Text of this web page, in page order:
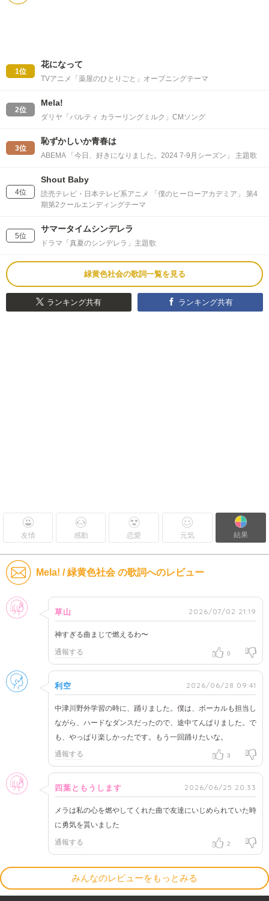
1位
花になって
TVアニメ「薬屋のひとりごと」オープニングテーマ
2位
Mela!
ダリヤ「パルティ カラーリングミルク」CMソング
3位
恥ずかしいか青春は
ABEMA 「今日、好きになりました。2024 7-9月シーズン」 主題歌
4位
Shout Baby
読売テレビ・日本テレビ系アニメ 「僕のヒーローアカデミア」 第4
期第2クールエンディングテーマ
5位
サマータイムシンデレラ
ドラマ「真夏のシンデレラ」主題歌
緑黄色社会の歌詞一覧を見る
ランキング共有 ランキング共有
友情 感動 恋愛 元気 結果
Mela! / 緑黄色社会 の歌詞へのレビュー
女性
草山 2026/07/02 21:19
神すぎる曲まじで燃えるわ〜
通報する 0
男性
利空 2026/06/28 09:41
中津川野外学習の時に、踊りました。僕は、ボーカルも担当し
ながら、ハードなダンスだったので、途中てんぱりました。で
も、やっぱり楽しかったです。もう一回踊りたいな。
通報する 3
女性
四葉ともうします 2026/06/25 20:33
メラは私の心を燃やしてくれた曲で友達にいじめられていた時
に勇気を貰いました
通報する 2
みんなのレビューをもっとみる